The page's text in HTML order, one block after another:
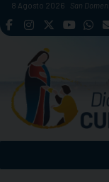
Skip
to
8 Agosto 2026 San